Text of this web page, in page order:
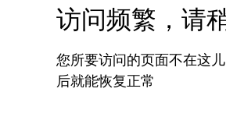
访问频繁，请
您所要访问的页面不在这
后就能恢复正常